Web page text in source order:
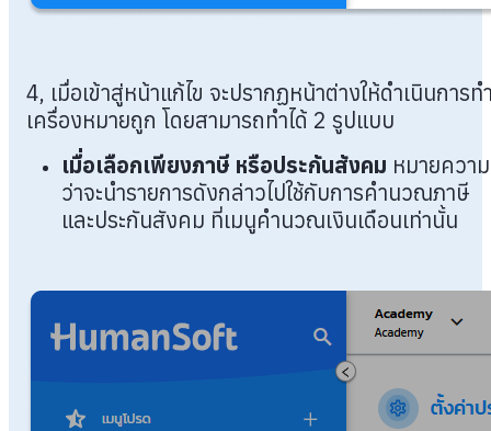
4, เมื่อเข้าสู่หน้าแก้ไข จะปรากฏหน้าต่างให้ดำเนินการท
เครื่องหมายถูก โดยสามารถทำได้ 2 รูปแบบ
เมื่อเลือกเพียงภาษี หรือประกันสังคม หมายความ
ว่าจะนำรายการดังกล่าวไปใช้กับการคำนวณภาษี
และประกันสังคม ที่เมนูคำนวณเงินเดือนเท่านั้น